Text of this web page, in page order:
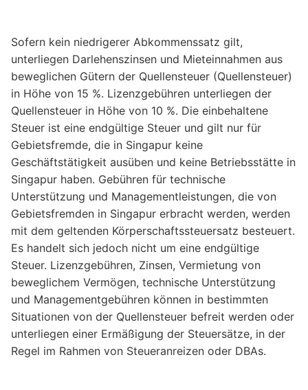
Sofern kein niedrigerer Abkommenssatz gilt,
unterliegen Darlehenszinsen und Mieteinnahmen aus
beweglichen Gütern der Quellensteuer (Quellensteuer)
in Höhe von 15 %. Lizenzgebühren unterliegen der
Quellensteuer in Höhe von 10 %. Die einbehaltene
Steuer ist eine endgültige Steuer und gilt nur für
Gebietsfremde, die in Singapur keine
Geschäftstätigkeit ausüben und keine Betriebsstätte in
Singapur haben. Gebühren für technische
Unterstützung und Managementleistungen, die von
Gebietsfremden in Singapur erbracht werden, werden
mit dem geltenden Körperschaftssteuersatz besteuert.
Es handelt sich jedoch nicht um eine endgültige
Steuer. Lizenzgebühren, Zinsen, Vermietung von
beweglichem Vermögen, technische Unterstützung
und Managementgebühren können in bestimmten
Situationen von der Quellensteuer befreit werden oder
unterliegen einer Ermäßigung der Steuersätze, in der
Regel im Rahmen von Steueranreizen oder DBAs.